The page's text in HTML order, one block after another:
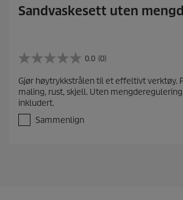
Sandvaskesett uten
0.0 (0)
0
0
a
v
s
Gjør høytrykkstrålen til et effeltivt verktøy.
maling, rust, skjell. Uten
inkludert.
Sammenlign